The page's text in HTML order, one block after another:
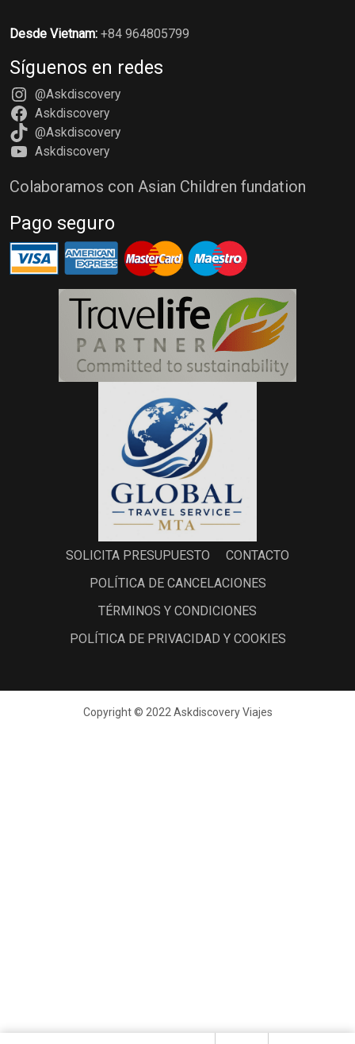
Desde Vietnam: +84 964805799
Síguenos en redes
@Askdiscovery
Askdiscovery
@Askdiscovery
Askdiscovery
Colaboramos con Asian Children fundation
Pago seguro
SOLICITA PRESUPUESTO
CONTACTO
POLÍTICA DE CANCELACIONES
TÉRMINOS Y CONDICIONES
POLÍTICA DE PRIVACIDAD Y COOKIES
Copyright © 2022 Askdiscovery Viajes